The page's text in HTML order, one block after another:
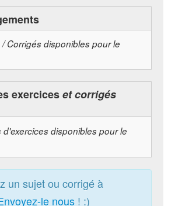
Corrigés disponibles pour le
exerciceset corrigés
d'exercices disponibles pour le
un sujet ou corrigé à
le nous ! :)